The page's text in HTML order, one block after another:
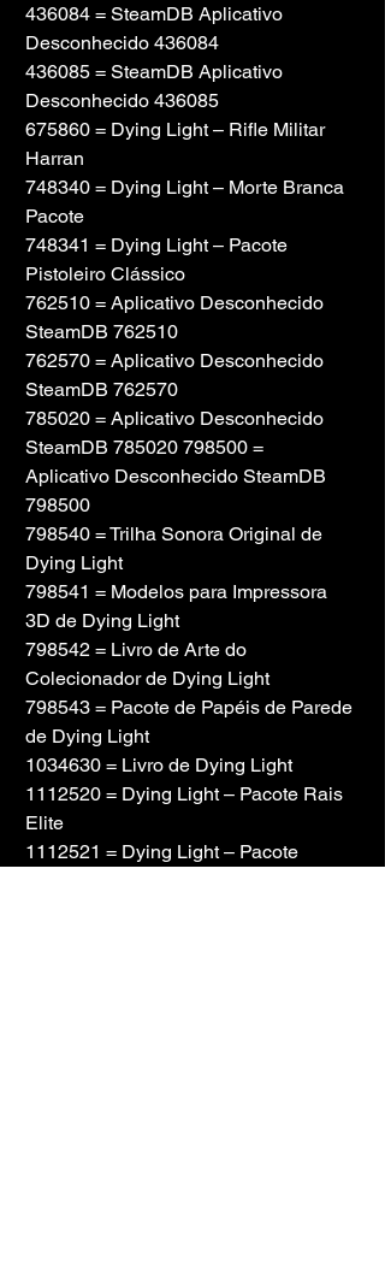
436084 = SteamDB Aplicativo
Desconhecido 436084
436085 = SteamDB Aplicativo
Desconhecido 436085
675860 = Dying Light – Rifle Militar
Harran
748340 = Dying Light – Morte Branca
Pacote
748341 = Dying Light – Pacote
Pistoleiro Clássico
762510 = Aplicativo Desconhecido
SteamDB 762510
762570 = Aplicativo Desconhecido
SteamDB 762570
785020 = Aplicativo Desconhecido
SteamDB 785020 798500 =
Aplicativo Desconhecido SteamDB
798500
798540 = Trilha Sonora Original de
Dying Light
798541 = Modelos para Impressora
3D de Dying Light
798542 = Livro de Arte do
Colecionador de Dying Light
798543 = Pacote de Papéis de Parede
de Dying Light
1034630 = Livro de Dying Light
1112520 = Dying Light – Pacote Rais
Elite
1112521 = Dying Light – Pacote